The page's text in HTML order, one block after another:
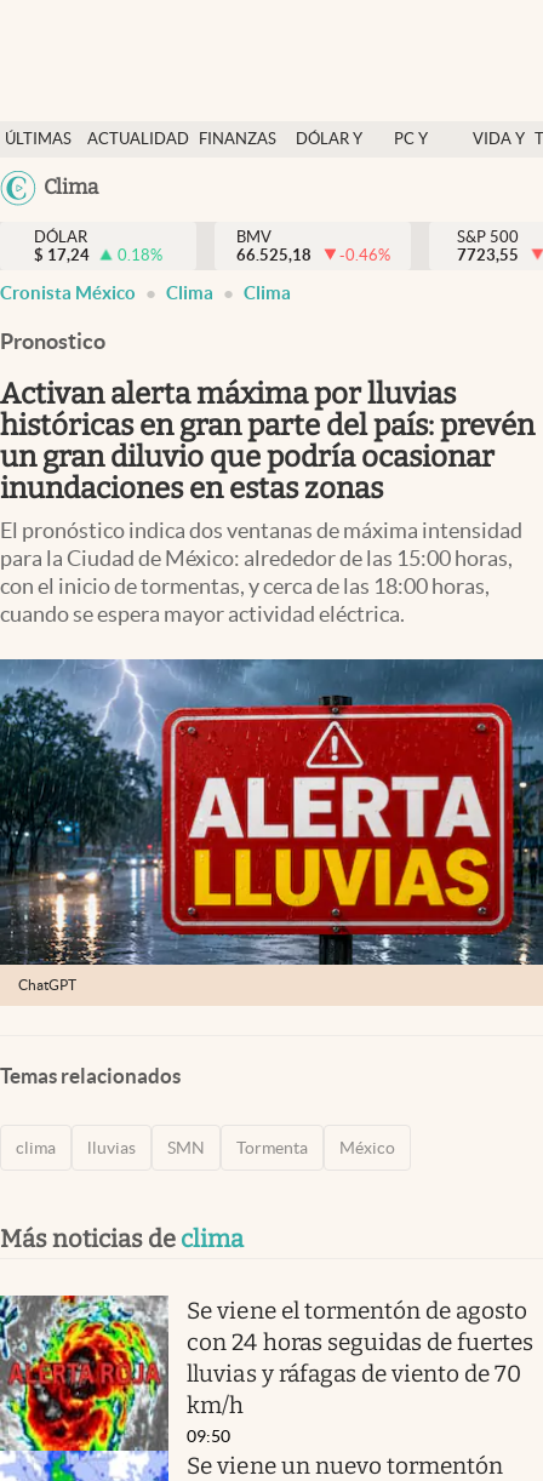
ÚLTIMAS
NOTICIAS
ACTUALIDAD
FINANZAS
DÓLAR Y
PC Y
VIDA Y
México
Clima
Actualidad
Finanzas y economía
Dólar y mercados
Pc y celular
Vida y estilo
Clima
Espiritualidad
abre en nueva pestaña
México
DÓLAR
$ 17,24 0.18%
BMV
66.525,18
-0.46%
S&P 500
7723,55
Cronista México Clima Clima
Pronostico
Activan alerta máxima por lluvias
históricas en gran parte del país: prevén
un gran diluvio que podría ocasionar
inundaciones en estas zonas
El pronóstico indica dos ventanas de máxima intensidad
para la Ciudad de México: alrededor de las 15:00 horas,
con el inicio de tormentas, y cerca de las 18:00 horas,
cuando se espera mayor actividad eléctrica.
ChatGPT
Temas relacionados
clima lluvias SMN Tormenta México
Más noticias de clima
Se viene el tormentón de agosto
con 24 horas seguidas de fuertes
lluvias y ráfagas de viento de 70
km/h
09:50
Se viene un nuevo tormentón